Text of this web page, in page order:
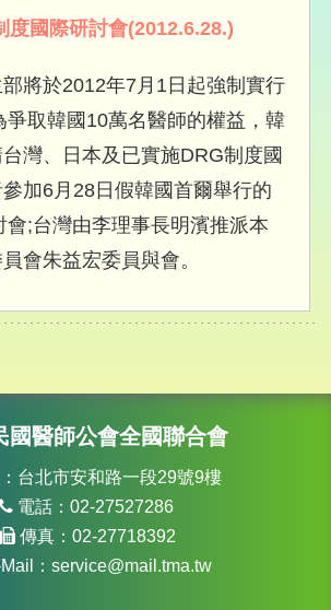
國際研討會(2012.6.28.)
於2012年7月1日起強制實行
爭取韓國10萬名醫師的權益，韓
灣、日本及已實施DRG制度國
加6月28日假韓國首爾舉行的
會;台灣由李理事長明濱推派本
會朱益宏委員與會。
國醫師公會全國聯合會
台北市安和路一段29號9樓
電話：02-27527286
傳真：02-27718392
： service@mail.tma.tw